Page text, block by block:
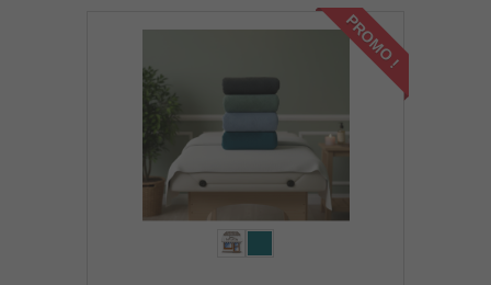
PROMO !